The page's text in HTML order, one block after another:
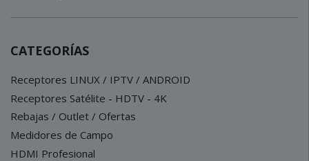
CATEGORÍAS
Receptores LINUX / IPTV / ANDROID
Receptores Satélite - HDTV - 4K
Rebajas / Outlet / Ofertas
Medidores de Campo
HDMI Profesional